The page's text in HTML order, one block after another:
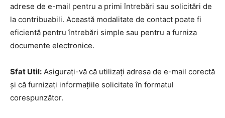
adrese de e-mail pentru a primi întrebări sau solicitări de
la contribuabili. Această modalitate de contact poate fi
eficientă pentru întrebări simple sau pentru a furniza
documente electronice.
Sfat Util: Asigurați-vă că utilizați adresa de e-mail corectă
și că furnizați informațiile solicitate în formatul
corespunzător.